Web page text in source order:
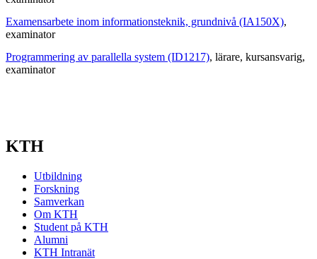
Examensarbete inom informationsteknik, grundnivå (IA150X),
examinator
Programmering av parallella system (ID1217), lärare, kursansvarig,
examinator
KTH
Utbildning
Forskning
Samverkan
Om KTH
Student på KTH
Alumni
KTH Intranät